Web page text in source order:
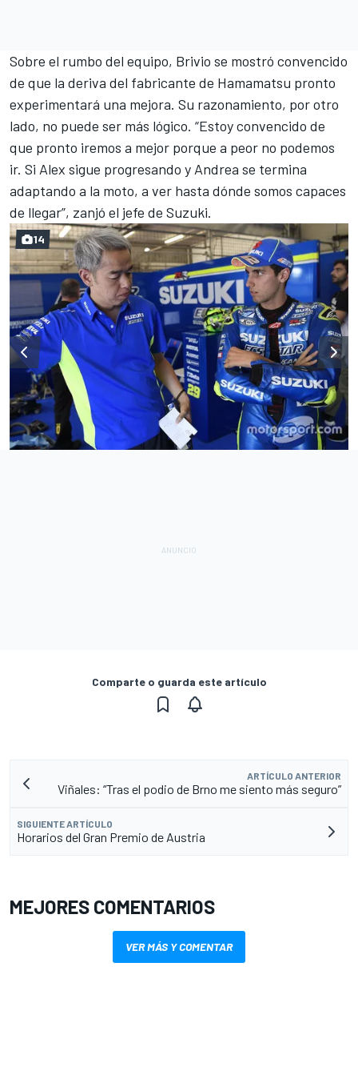
Sobre el rumbo del equipo, Brivio se mostró convencido
de que la deriva del fabricante de Hamamatsu pronto
experimentará una mejora. Su razonamiento, por otro
lado, no puede ser más lógico. “Estoy convencido de
que pronto iremos a mejor porque a peor no podemos
ir. Si Alex sigue progresando y Andrea se termina
adaptando a la moto, a ver hasta dónde somos capaces
de llegar”, zanjó el jefe de Suzuki.
14
Comparte o guarda este artículo
ARTÍCULO ANTERIOR
Viñales: “Tras el podio de Brno me siento más seguro”
SIGUIENTE ARTÍCULO
Horarios del Gran Premio de Austria
MEJORES COMENTARIOS
VER MÁS Y COMENTAR